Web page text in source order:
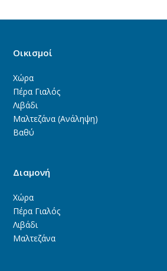
Οικισμοί
Χώρα
Πέρα Γιαλός
Λιβάδι
Μαλτεζάνα (Ανάληψη)
Βαθύ
Διαμονή
Χώρα
Πέρα Γιαλός
Λιβάδι
Μαλτεζάνα